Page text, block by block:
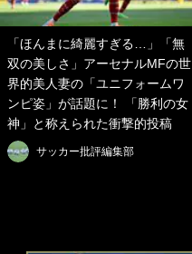
「ほんまに綺麗すぎる…」「無
双の美しさ」アーセナルMFの世
界的美人妻の「ユニフォームワ
ンピ姿」が話題に！ 「勝利の女
神」と称えられた衝撃的投稿
サッカー批評編集部